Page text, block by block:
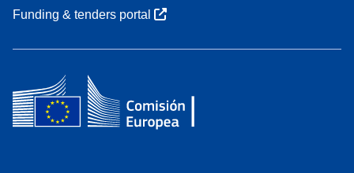
Funding & tenders portal